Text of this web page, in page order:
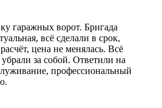
гаражных ворот. Бригада
всё сделали в срок,
цена не менялась. Всё
за собой. Ответили на
профессиональный